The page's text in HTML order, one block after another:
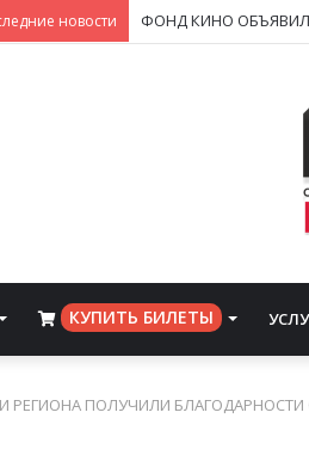
новости
⠀КУПИТЬ БИЛЕТЫ
РЕГИОНА ПОЛУЧИЛИ БЛАГОДАРНОСТИ